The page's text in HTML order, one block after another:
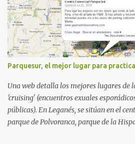
Parquesur, el mejor lugar para
Una web detalla los mejores lugares de
'cruising' (encuentros exuales
públicas). En Leganés, se sitúan en el
parque de Polvoranca, parque de la